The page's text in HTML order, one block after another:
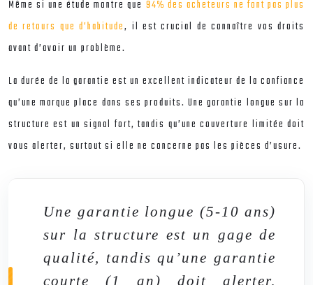
Même si une étude montre que 94% des acheteurs ne font pas plus
de retours que d’habitude, il est crucial de connaître vos droits
avant d’avoir un problème.
La durée de la garantie est un excellent indicateur de la confiance
qu’une marque place dans ses produits. Une garantie longue sur la
structure est un signal fort, tandis qu’une couverture limitée doit
vous alerter, surtout si elle ne concerne pas les pièces d’usure.
Une garantie longue (5-10 ans)
sur la structure est un gage de
qualité, tandis qu’une garantie
courte (1 an) doit alerter,